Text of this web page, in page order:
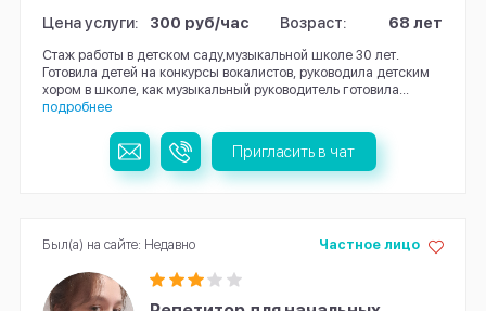
Цена услуги: 300 руб/час Возраст: 68 лет
Стаж работы в детском саду,музыкальной школе 30 лет.
Готовила детей на конкурсы вокалистов, руководила детским
хором в школе, как музыкальный руководитель готовила...
подробнее
Пригласить в чат
Частное лицо
Был(а) на сайте: Недавно